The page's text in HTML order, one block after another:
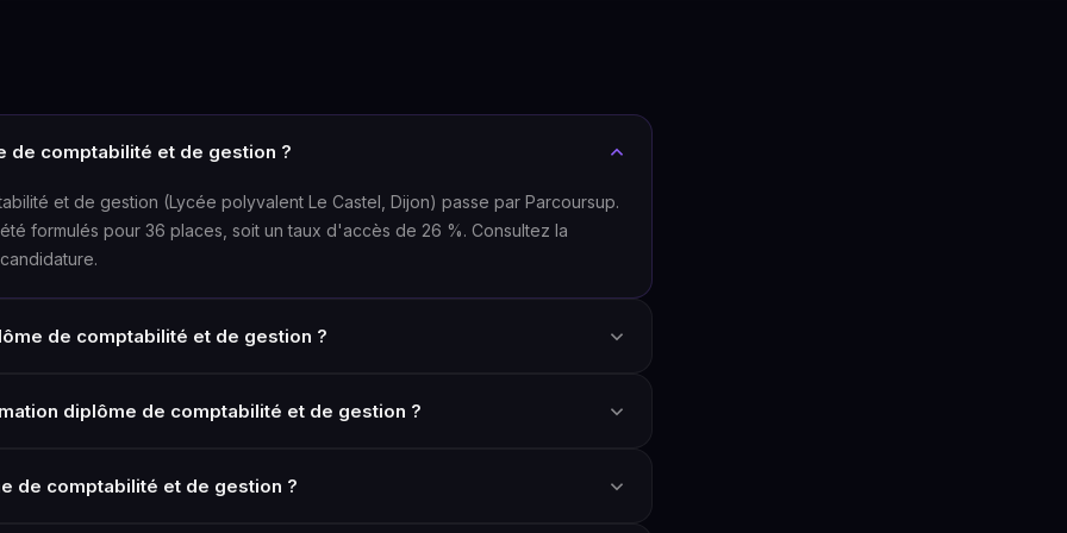
de comptabilité et de gestion ?
et de gestion (Lycée polyvalent Le Castel, Dijon) passe par Parcoursup.
formulés pour 36 places, soit un taux d'accès de 26 %. Consultez la
de comptabilité et de gestion ?
diplôme de comptabilité et de gestion ?
de comptabilité et de gestion ?